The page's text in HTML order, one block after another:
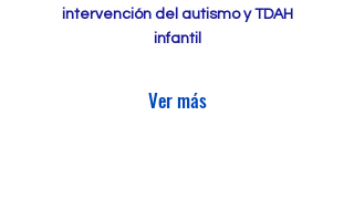
intervención del autismo y TDAH
infantil
Ver más